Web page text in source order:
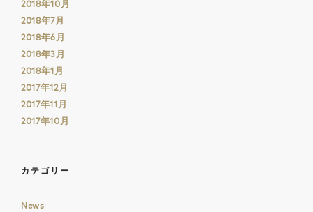
2018年10月
2018年7月
2018年6月
2018年3月
2018年1月
2017年12月
2017年11月
2017年10月
カテゴリー
News